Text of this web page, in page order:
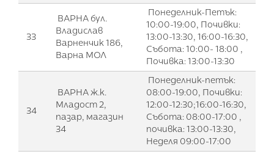
33
ВАРНА бул.
Владислав
Варненчик 186,
Варна МОЛ
Понеделник-Петък:
10:00-19:00, Почивки:
13:00-13:30, 16:00-16:30,
Събота: 10:00- 18:00 ,
Почивка: 13:00-13:30
34
ВАРНА ж.к.
Младост 2,
пазар, магазин
34
Понеделник-петък:
08:00-19:00, Почивки:
12:00-12:30;16:00-16:30,
Събота: 08:00-17:00 ,
почивка: 13:00-13:30,
Неделя 09:00-17:00